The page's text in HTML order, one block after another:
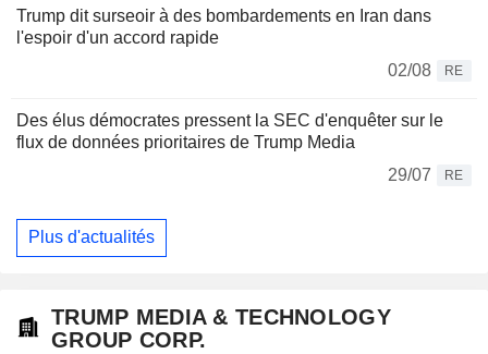
Trump dit surseoir à des bombardements en Iran dans
l'espoir d'un accord rapide
02/08
RE
Des élus démocrates pressent la SEC d'enquêter sur le
flux de données prioritaires de Trump Media
29/07
RE
Plus d'actualités
TRUMP MEDIA & TECHNOLOGY
GROUP CORP.